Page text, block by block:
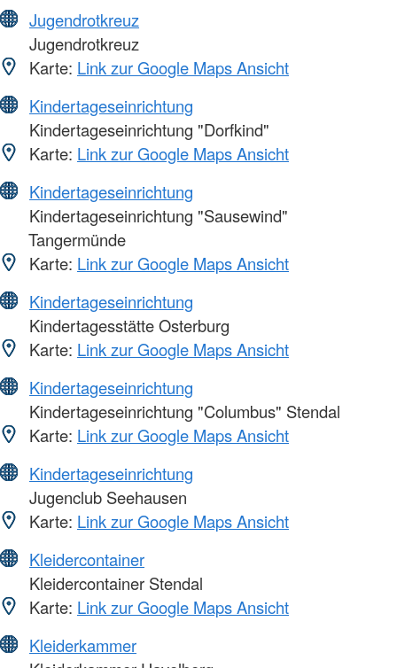
Jugendrotkreuz
Jugendrotkreuz
Karte: Link zur Google Maps Ansicht
Kindertageseinrichtung
Kindertageseinrichtung "Dorfkind"
Karte: Link zur Google Maps Ansicht
Kindertageseinrichtung
Kindertageseinrichtung "Sausewind"
Tangermünde
Karte: Link zur Google Maps Ansicht
Kindertageseinrichtung
Kindertagesstätte Osterburg
Karte: Link zur Google Maps Ansicht
Kindertageseinrichtung
Kindertageseinrichtung "Columbus" Stendal
Karte: Link zur Google Maps Ansicht
Kindertageseinrichtung
Jugenclub Seehausen
Karte: Link zur Google Maps Ansicht
Kleidercontainer
Kleidercontainer Stendal
Karte: Link zur Google Maps Ansicht
Kleiderkammer